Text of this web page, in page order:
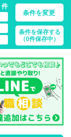
件
条件を変更
条件を保存する
（0件保存中）
派遣の 看護師求